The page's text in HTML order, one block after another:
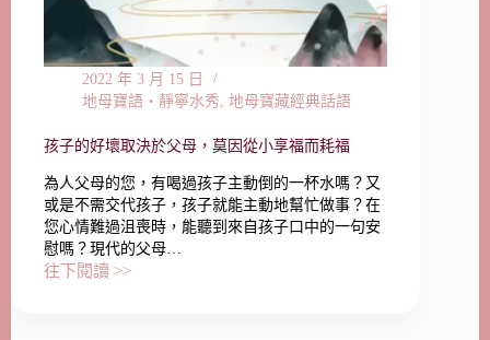
2022 年 3 月 15 日
地母寶語‧靜寧水秀, 地母寶藏經典話語
孩子的好壞取決於父母，莫因從小享福而耗福
為人父母的您，有喝過孩子主動倒的一杯水嗎？又
或是不需交代孩子，孩子就能主動地幫忙做事？在
您心情難過沮喪時，能聽到來自孩子口中的一句安
慰嗎？現代的父母…
往下閱讀 >>